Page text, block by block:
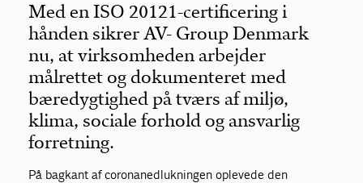
Med en ISO 20121-certificering i
hånden sikrer AV- Group Denmark
nu, at virksomheden arbejder
målrettet og dokumenteret med
bæredygtighed på tværs af miljø,
klima, sociale forhold og ansvarlig
forretning.
På bagkant af coronanedlukningen oplevede den